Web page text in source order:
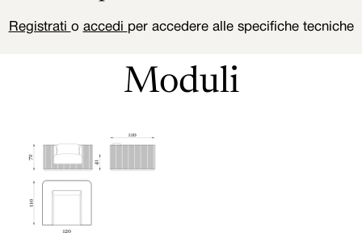
Registrati o accedi per accedere alle specifiche tecniche
Moduli